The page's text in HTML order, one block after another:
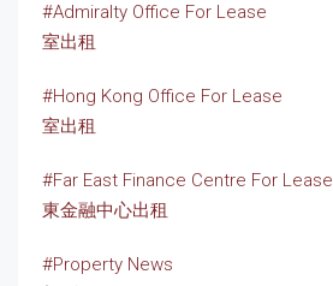
#Admiralty Office For Lease
室出租
#Hong Kong Office For Lease
室出租
#Far East Finance Centre For Lease
東金融中心出租
#Property News